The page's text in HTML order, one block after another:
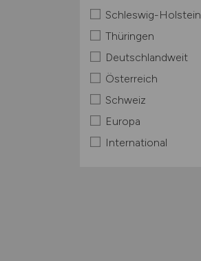
Schleswig-Holstein
Thüringen
Deutschlandweit
Österreich
Schweiz
Europa
International